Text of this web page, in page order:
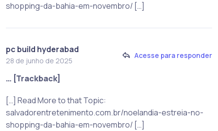
shopping-da-bahia-em-novembro/ […]
pc build hyderabad
28 de junho de 2025
Acesse para responder
… [Trackback]
[…] Read More to that Topic:
salvadorentretenimento.com.br/noelandia-estreia-no-
shopping-da-bahia-em-novembro/ […]